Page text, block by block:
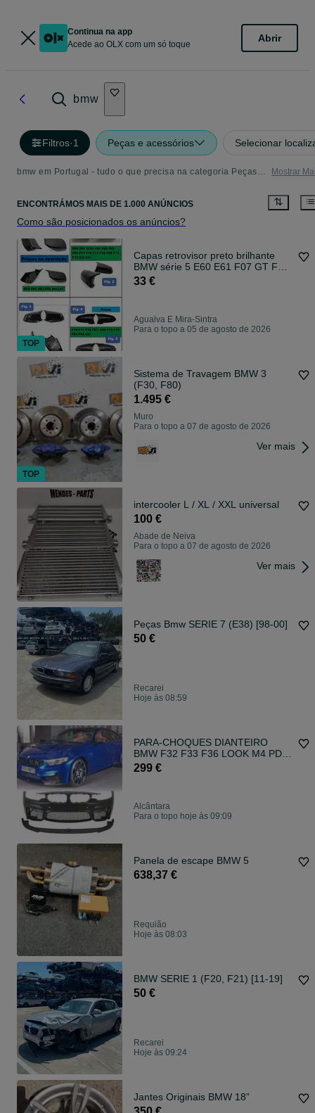
Continua na app
Acede ao OLX com um só toque
Abrir
bmw
Filtros·1 Peças e acessórios Selecionar
bmw em Portugal - tudo o que precisa na categoria Peças e acessórios Mostrar
ENCONTRÁMOS MAIS DE 1.000 ANÚNCIOS
Como são posicionados os anúncios?
Capas retrovisor preto brilhante
BMW série 5 E60 E61 F07 GT F10
F11 série 6 E63 E64 F06 F12 F13
33 €
Agualva E Mira-Sintra
Para o topo a 05 de agosto de 2026
Sistema de Travagem BMW 3
(F30, F80)
1.495 €
Muro
Para o topo a 07 de agosto de 2026
Ver mais
intercooler L / XL / XXL universal
100 €
Abade de Neiva
Para o topo a 07 de agosto de 2026
Ver mais
Peças Bmw SERIE 7 (E38) [98-00]
50 €
Recarei
Hoje às 08:59
PARA-CHOQUES DIANTEIRO
BMW F32 F33 F36 LOOK M4 PDC
+ SPOILER LIP
299 €
Alcântara
Para o topo hoje às 09:09
Panela de escape BMW 5
638,37 €
Requião
Hoje às 08:03
BMW SERIE 1 (F20, F21) [11-19]
50 €
Recarei
Hoje às 09:24
Jantes Originais BMW 18”
TOP
TOP